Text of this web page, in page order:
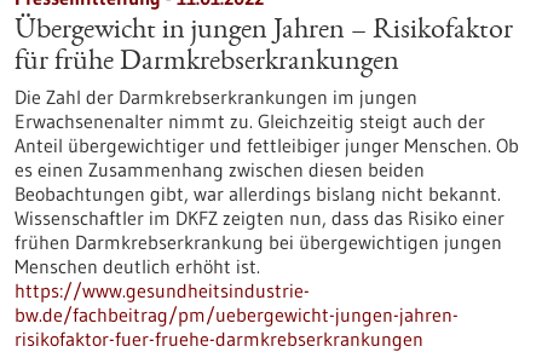
Übergewicht in jungen Jahren – Risikofaktor
für frühe Darmkrebserkrankungen
Die Zahl der Darmkrebserkrankungen im jungen
Erwachsenenalter nimmt zu. Gleichzeitig steigt auch der
Anteil übergewichtiger und fettleibiger junger Menschen. Ob
es einen Zusammenhang zwischen diesen beiden
Beobachtungen gibt, war allerdings bislang nicht bekannt.
Wissenschaftler im DKFZ zeigten nun, dass das Risiko einer
frühen Darmkrebserkrankung bei übergewichtigen jungen
Menschen deutlich erhöht ist.
https://www.gesundheitsindustrie-
bw.de/fachbeitrag/pm/uebergewicht-jungen-jahren-
risikofaktor-fuer-fruehe-darmkrebserkrankungen